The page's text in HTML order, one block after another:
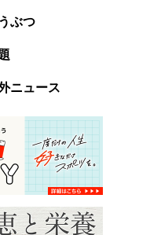
ぶつ
ニュース